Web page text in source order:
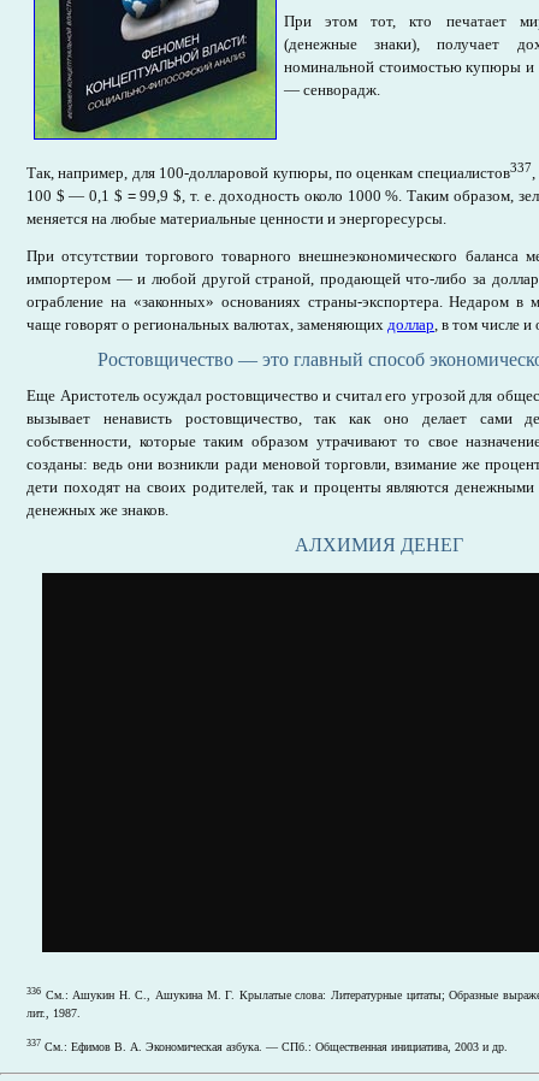
При этом тот, кто печатает
(денежные знаки), получает
номинальной стоимостью купюры и
— сенворадж.
Так, например, для 100-долларовой купюры, по оценкам специалистов337,
100 $ — 0,1 $ =99,9 $, т. е. доходность около 1000 %. Таким образом,
меняется на любые материальные ценности и энергоресурсы.
При отсутствии торгового товарного внешнеэкономического
импортером — и любой другой страной, продающей что-либо за
ограбление на «законных» основаниях страны-экспортера. Недаром в
чаще говорят о региональных валютах, заменяющих доллар, в том числе и
Ростовщичество — это главный способ
Еще Аристотель осуждал ростовщичество и считал его угрозой для
вызывает ненависть ростовщичество, так как оно делает сами
собственности, которые таким образом утрачивают то свое
созданы: ведь они возникли ради меновой торговли, взимание же
дети походят на своих родителей, так и проценты являются
денежных же знаков.
АЛХИМИЯ ДЕНЕГ
336 См.: Ашукин Н. С., Ашукина М. Г. Крылатые слова: Литературные цитаты; Образные
лит., 1987.
337 См.: Ефимов В. А. Экономическая азбука. — СПб.: Общественная инициатива, 2003 и др.